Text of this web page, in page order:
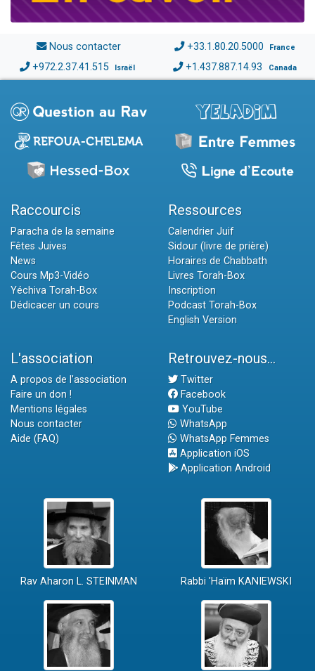
Nous contacter +33.1.80.20.5000 France
+972.2.37.41.515 Israël +1.437.887.14.93 Canada
Raccourcis
Paracha de la semaine
Fêtes Juives
News
Cours Mp3-Vidéo
Yéchiva Torah-Box
Dédicacer un cours
Ressources
Calendrier Juif
Sidour (livre de prière)
Horaires de Chabbath
Livres Torah-Box
Inscription
Podcast Torah-Box
English Version
L'association
A propos de l'association
Faire un don !
Mentions légales
Nous contacter
Aide (FAQ)
Retrouvez-nous...
Twitter
Facebook
YouTube
WhatsApp
WhatsApp Femmes
Application iOS
Application Android
Rav Aharon L. STEINMAN Rabbi 'Haïm KANIEWSKI